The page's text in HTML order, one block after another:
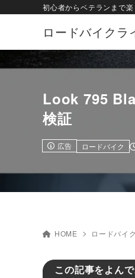
ロードバイクラ
初心者からベテランまで
Look 795
検証
広告 ロードバイク
HOME ロードバイク
この記事をよん